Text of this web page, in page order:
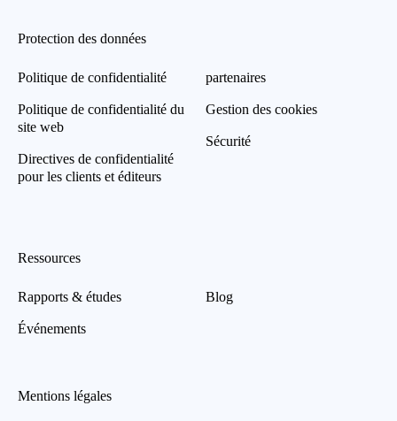
Protection des données
Politique de confidentialité
Politique de confidentialité du
site web
Directives de confidentialité
pour les clients et éditeurs
partenaires
Gestion des cookies
Sécurité
Ressources
Rapports & études
Événements
Blog
Mentions légales